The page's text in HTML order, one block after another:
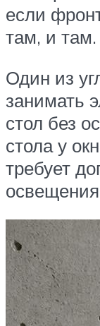
если
там, и там.
Один из
занимать
стол без
стола у
требует